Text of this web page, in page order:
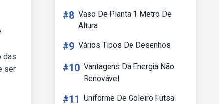
das
ser
#8 Vaso De Planta 1 Metro De
Altura
#9 Vários Tipos De Desenhos
#10 Vantagens Da Energia Não
Renovável
#11 Uniforme De Goleiro Futsal